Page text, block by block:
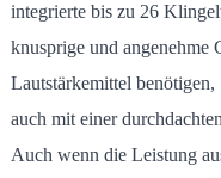
integrierte bis zu 26
knusprige und angenehme
Lautstärkemittel
auch mit einer
Auch wenn die Leistung